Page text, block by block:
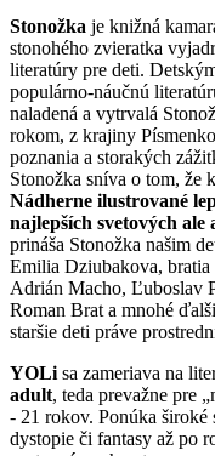
Stonožka je knižná
stonohého zvieratka
literatúry pre deti.
populárno-náučnú
naladená a vytrvalá
rokom, z krajiny
poznania a storakých
Stonožka sníva o tom, že
Nádherne ilustrované
najlepších svetových
prináša Stonožka našim
Emilia Dziubakova,
Adrián Macho, Ľuboslav
Roman Brat a mnohé
staršie deti práve
YOLi sa zameriava na
adult, teda prevažne pre
- 21 rokov. Ponúka široké
dystopie či fantasy až po